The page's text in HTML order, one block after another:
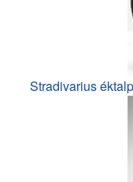
Stradivarius